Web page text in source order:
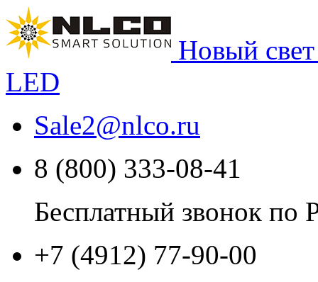
Новый
LED
Sale2@nlco.ru
8 (800) 333-08-41
Бесплатный звонок по
+7 (4912) 77-90-00